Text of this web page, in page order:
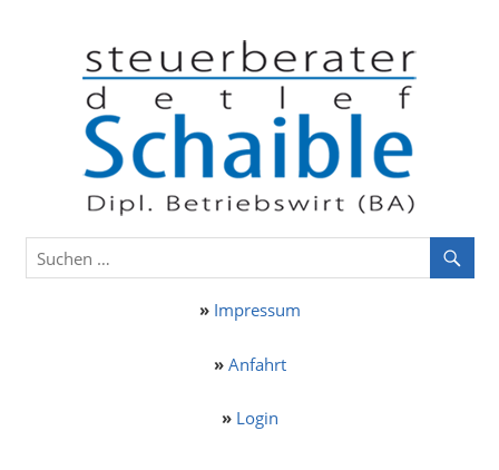
aus
Ostelsheim
» Impressum
» Anfahrt
» Login